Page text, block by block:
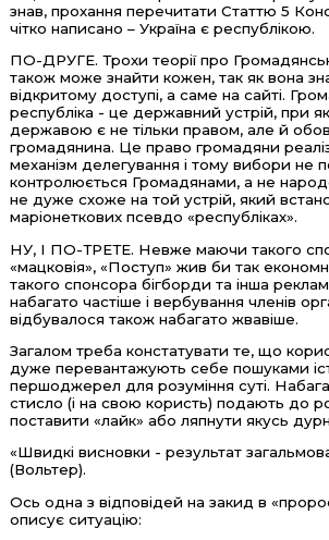
знав, прохання перечитати Статтю 5
чітко написано – Україна є республікою.
ПО-ДРУГЕ. Трохи теорії про
також може знайти кожен, так як вона
відкритому доступі, а саме на сайті.
республіка - це державний устрій, при
державою є не тільки правом, але й
громадянина. Це право громадяни
механізм делегування і тому вибори не
контролюється Громадянами, а не
не дуже схоже на той устрій, який
маріонеткових псевдо «республіках».
НУ, І ПО-ТРЕТЕ. Невже маючи такого
«мацковія», «Поступ» жив би так
такого спонсора бігборди та інша
набагато частіше і вербування членів
відбувалося також набагато жвавіше.
Загалом треба констатувати те, що
дуже перевантажують себе пошуками
першоджерел для розуміння суті.
стисло (і на свою користь) подають до
поставити «лайк» або ляпнути якусь
«Швидкі висновки - результат
(Вольтер).
Ось одна з відповідей на закид в
описує ситуацію: